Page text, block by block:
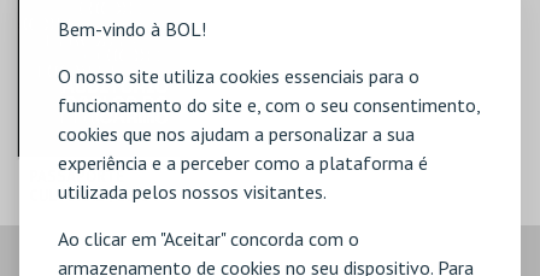
Bem-vindo à BOL!
O nosso site utiliza cookies essenciais para o
funcionamento do site e, com o seu consentimento,
cookies que nos ajudam a personalizar a sua
experiência e a perceber como a plataforma é
utilizada pelos nossos visitantes.
Ao clicar em "Aceitar" concorda com o
armazenamento de cookies no seu dispositivo. Para
MAIS INFO
COMPRAR COMPRAR
PASSAPORTE
CULTURAL | 26-64
MUNICÍPIO DE
LAGOA